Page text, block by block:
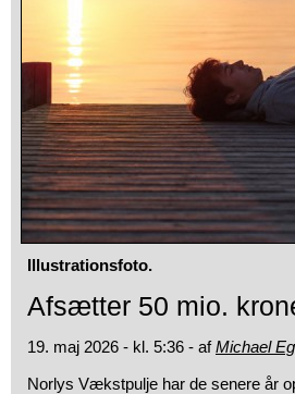
Illustrationsfoto.
Afsætter 50 mio.
19. maj 2026 - kl. 5:36 - afMichael
Norlys Vækstpulje har de senere år